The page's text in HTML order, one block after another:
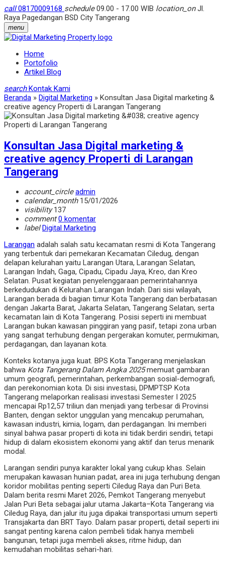
call08170009168 schedule09.00 - 17.00 WIB location_onJl.
Raya Pagedangan BSD City Tangerang
menu
Home
Portofolio
Artikel Blog
search Kontak Kami
Beranda » Digital Marketing » Konsultan Jasa Digital marketing &
creative agency Properti di Larangan Tangerang
Konsultan Jasa Digital marketing &
creative agency Properti di Larangan
Tangerang
account_circle admin
calendar_month15/01/2026
visibility137
comment 0 komentar
label Digital Marketing
Larangan adalah salah satu kecamatan resmi di Kota Tangerang
yang terbentuk dari pemekaran Kecamatan Ciledug, dengan
delapan kelurahan yaitu Larangan Utara, Larangan Selatan,
Larangan Indah, Gaga, Cipadu, Cipadu Jaya, Kreo, dan Kreo
Selatan. Pusat kegiatan penyelenggaraan pemerintahannya
berkedudukan di Kelurahan Larangan Indah. Dari sisi wilayah,
Larangan berada di bagian timur Kota Tangerang dan berbatasan
dengan Jakarta Barat, Jakarta Selatan, Tangerang Selatan, serta
kecamatan lain di Kota Tangerang. Posisi seperti ini membuat
Larangan bukan kawasan pinggiran yang pasif, tetapi zona urban
yang sangat terhubung dengan pergerakan komuter, permukiman,
perdagangan, dan layanan kota.
Konteks kotanya juga kuat. BPS Kota Tangerang menjelaskan
bahwa Kota Tangerang Dalam Angka 2025memuat gambaran
umum geografi, pemerintahan, perkembangan sosial-demografi,
dan perekonomian kota. Di sisi investasi, DPMPTSP Kota
Tangerang melaporkan realisasi investasi Semester I 2025
mencapai Rp12,57 triliun dan menjadi yang terbesar di Provinsi
Banten, dengan sektor unggulan yang mencakup perumahan,
kawasan industri, kimia, logam, dan perdagangan. Ini memberi
sinyal bahwa pasar properti di kota ini tidak berdiri sendiri, tetapi
hidup di dalam ekosistem ekonomi yang aktif dan terus menarik
modal.
Larangan sendiri punya karakter lokal yang cukup khas. Selain
merupakan kawasan hunian padat, area ini juga terhubung dengan
koridor mobilitas penting seperti Ciledug Raya dan Puri Beta.
Dalam berita resmi Maret 2026, Pemkot Tangerang menyebut
Jalan Puri Beta sebagai jalur utama Jakarta–Kota Tangerang via
Ciledug Raya, dan jalur itu juga dipakai transportasi umum seperti
Transjakarta dan BRT Tayo. Dalam pasar properti, detail seperti ini
sangat penting karena calon pembeli tidak hanya membeli
bangunan, tetapi juga membeli akses, ritme hidup, dan
kemudahan mobilitas sehari-hari.